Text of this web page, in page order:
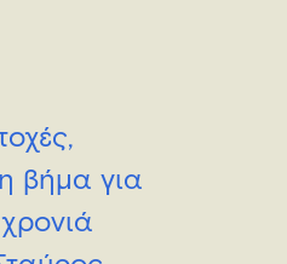
βήμα για